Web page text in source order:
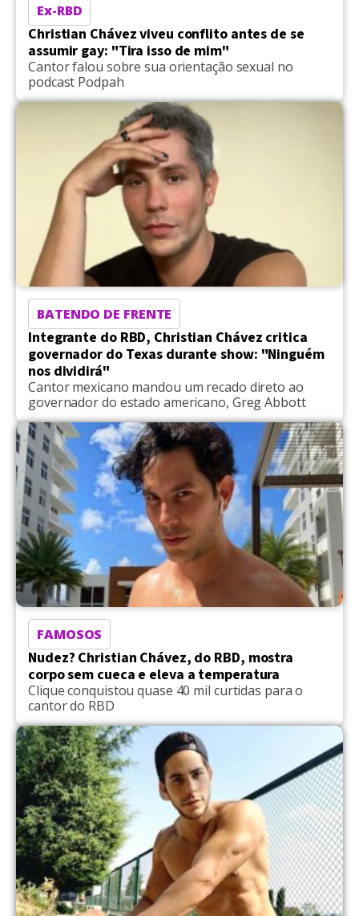
Ex-RBD
Christian Chávez viveu conflito antes de se
assumir gay: "Tira isso de mim"
Cantor falou sobre sua orientação sexual no
podcast Podpah
BATENDO DE FRENTE
Integrante do RBD, Christian Chávez critica
governador do Texas durante show: "Ninguém
nos dividirá"
Cantor mexicano mandou um recado direto ao
governador do estado americano, Greg Abbott
FAMOSOS
Nudez? Christian Chávez, do RBD, mostra
corpo sem cueca e eleva a temperatura
Clique conquistou quase 40 mil curtidas para o
cantor do RBD